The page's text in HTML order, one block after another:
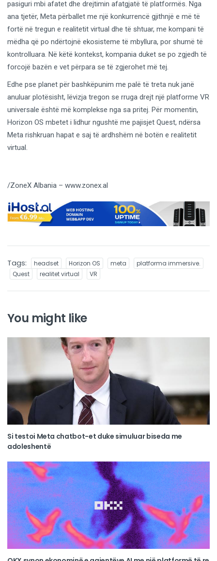
pasiguri mbi afatet dhe drejtimin afatgjatë të platformës. Nga
ana tjetër, Meta përballet me një konkurrencë gjithnjë e më të
fortë në tregun e realitetit virtual dhe të shtuar, me kompani të
mëdha që po ndërtojnë ekosisteme të mbyllura, por shumë të
kontrolluara. Në këtë kontekst, kompania duket se po zgjedh të
forcojë bazën e vet përpara se të zgjerohet më tej.
Edhe pse planet për bashkëpunim me palë të treta nuk janë
anuluar plotësisht, lëvizja tregon se rruga drejt një platforme VR
universale është më komplekse nga sa pritej. Për momentin,
Horizon OS mbetet i lidhur ngushtë me pajisjet Quest, ndërsa
Meta rishkruan hapat e saj të ardhshëm në botën e realitetit
virtual.
/ZoneX Albania – www.zonex.al
Tags: headset Horizon OS meta
platforma immersive.
Quest
realitet virtual VR
You might like
Si testoi Meta chatbot-et duke simuluar biseda me
adoleshentë